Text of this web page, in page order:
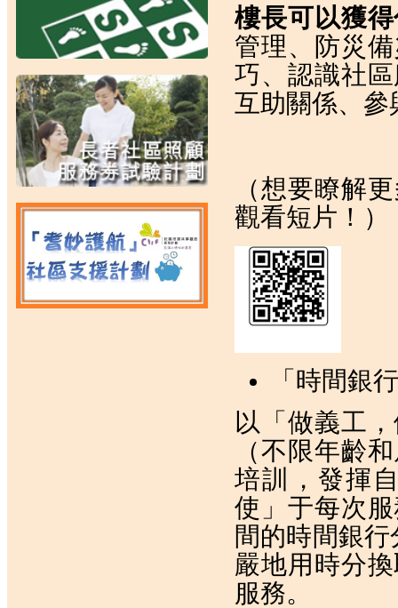
樓長可以獲
管理、防災
巧、認識社
互助關係、參
（想要瞭解
觀看短片！）
「時間銀
以「做義工
（不限年齡
培訓，發揮
使」于每次
間的時間銀
嚴地用時分
服務。